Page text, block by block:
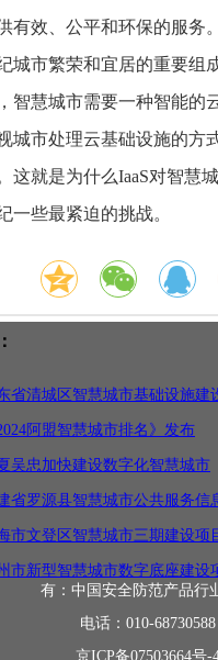
有效、公平和环保的服务
城市繁荣和宜居的重要组
慧城市需要一种智能的
城市处理云基础设施的方
这就是为什么IaaS对智慧
一些最紧迫的挑战。
省清城区智慧城市基础设施建
2024阿盟智慧城市排名》发布
吴忠加快建设数字化智慧城市
省罗源县智慧城市公共服务信
市文登区智慧城市三期建设项
市新型智慧城市数字底座建设
有：中国安全防范产品行
电话：010-68730588
京ICP备07503664号-